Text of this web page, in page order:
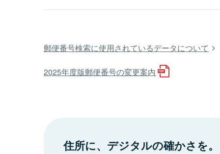
郵便番号検索に使用されているデータについて
2025年度版郵便番号の変更案内
住所に、デジタルの確かさを。